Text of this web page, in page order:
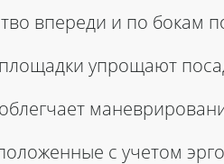
впереди и по бокам
упрощают
с учетом